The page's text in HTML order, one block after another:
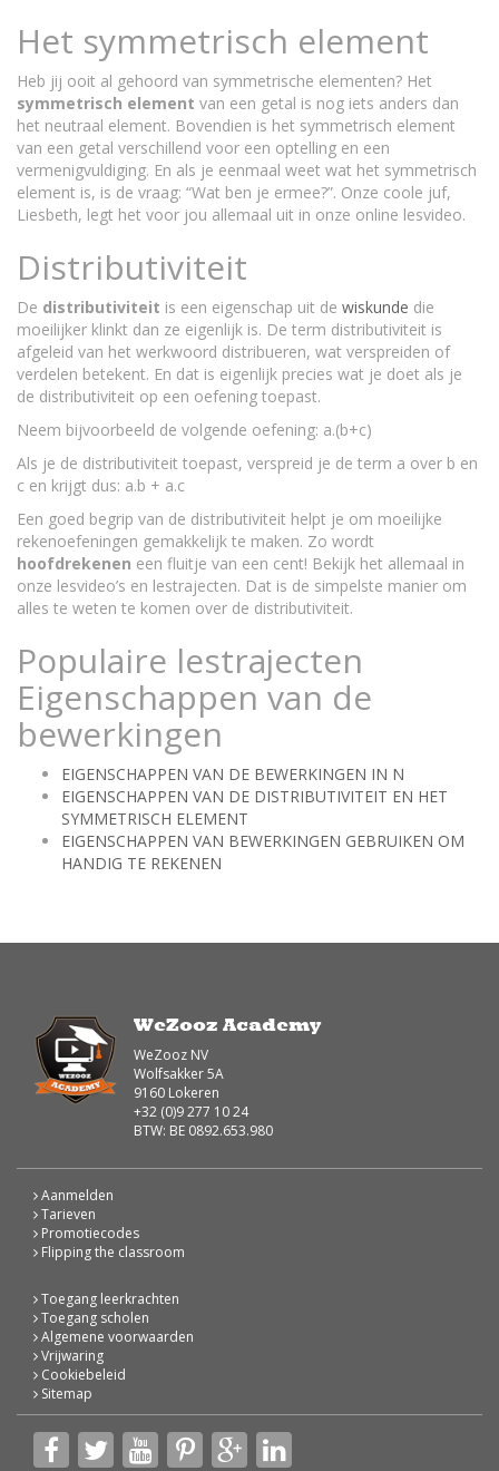
Het symmetrisch element
Heb jij ooit al gehoord van symmetrische elementen? Het
symmetrisch element van een getal is nog iets anders dan
het neutraal element. Bovendien is het symmetrisch element
van een getal verschillend voor een optelling en een
vermenigvuldiging. En als je eenmaal weet wat het symmetrisch
element is, is de vraag: “Wat ben je ermee?”. Onze coole juf,
Liesbeth, legt het voor jou allemaal uit in onze online lesvideo.
Distributiviteit
De distributiviteit is een eigenschap uit de wiskunde die
moeilijker klinkt dan ze eigenlijk is. De term distributiviteit is
afgeleid van het werkwoord distribueren, wat verspreiden of
verdelen betekent. En dat is eigenlijk precies wat je doet als je
de distributiviteit op een oefening toepast.
Neem bijvoorbeeld de volgende oefening: a.(b+c)
Als je de distributiviteit toepast, verspreid je de term a over b en
c en krijgt dus: a.b + a.c
Een goed begrip van de distributiviteit helpt je om moeilijke
rekenoefeningen gemakkelijk te maken. Zo wordt
hoofdrekenen een fluitje van een cent! Bekijk het allemaal in
onze lesvideo’s en lestrajecten. Dat is de simpelste manier om
alles te weten te komen over de distributiviteit.
Populaire lestrajecten
Eigenschappen van de
bewerkingen
EIGENSCHAPPEN VAN DE BEWERKINGEN IN N
EIGENSCHAPPEN VAN DE DISTRIBUTIVITEIT EN HET
SYMMETRISCH ELEMENT
EIGENSCHAPPEN VAN BEWERKINGEN GEBRUIKEN OM
HANDIG TE REKENEN
WeZooz Academy
WeZooz NV
Wolfsakker 5A
9160 Lokeren
+32 (0)9 277 10 24
BTW: BE 0892.653.980
Aanmelden
Tarieven
Promotiecodes
Flipping the classroom
Toegang leerkrachten
Toegang scholen
Algemene voorwaarden
Vrijwaring
Cookiebeleid
Sitemap